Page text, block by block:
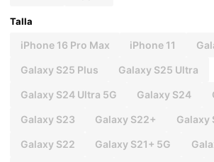
Talla
iPhone 16 Pro Max iPhone 11
Galaxy S25 Plus Galaxy S25 Ultra
Galaxy S24 Ultra 5G Galaxy S24
Galaxy S23 Galaxy S22+ Galaxy
Galaxy S22 Galaxy S21+ 5G